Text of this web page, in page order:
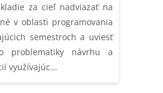
za cieľ nadviazať na
v oblasti programovania
semestroch a uviesť
problematiky návrhu a
využívajúc...